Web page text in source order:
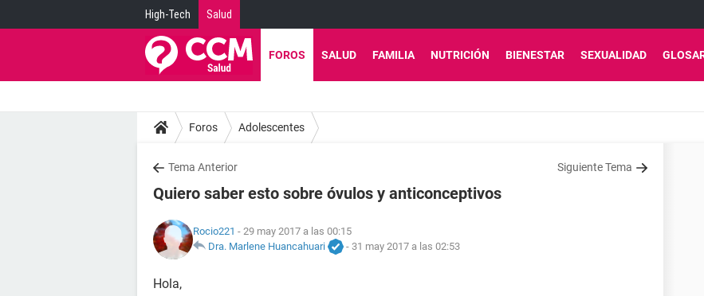
High-Tech Salud
FOROS SALUD FAMILIA NUTRICIÓN BIENESTAR SEXUALIDAD
Foros Adolescentes
Tema Anterior Siguiente Tema
Quiero saber esto sobre óvulos y anticonceptivos
Rocio221 - 29 may 2017 a las 00:15
Dra. Marlene Huancahuari
- 31 may 2017 a las 02:53
Hola,